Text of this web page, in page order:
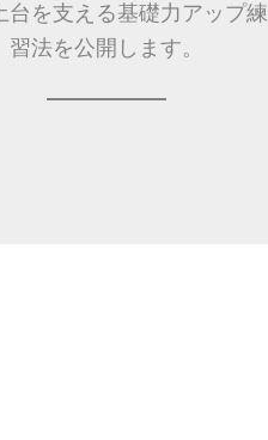
台を支える基礎力アップ練
習法を公開します。